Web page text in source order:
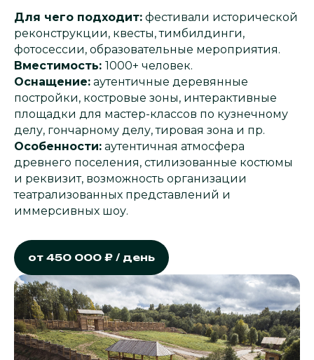
Для чего подходит: фестивали исторической
реконструкции, квесты, тимбилдинги,
фотосессии, образовательные мероприятия.
Вместимость: 1000+ человек.
Оснащение: аутентичные деревянные
постройки, костровые зоны, интерактивные
площадки для мастер-классов по кузнечному
делу, гончарному делу, тировая зона и пр.
Особенности: аутентичная атмосфера
древнего поселения, стилизованные костюмы
и реквизит, возможность организации
театрализованных представлений и
иммерсивных шоу.
от 450 000 ₽ / день